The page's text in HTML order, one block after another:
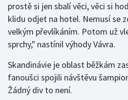
Short track
Sportovní střelba
Triatlon
prostě si jen sbalí věci, věci si
klidu odjet na hotel. Nemusí se
velkým převlíkáním. Potom už
sprchy," nastínil výhody Vávra.
Skandinávie je oblast běžkám
fanoušci spojili návštěvu
Žádný div to není.